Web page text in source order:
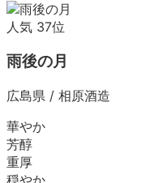
人気 37位
雨後の月
広島県 / 相原酒造
華やか
芳醇
重厚
穏やか